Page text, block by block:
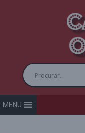
MENU